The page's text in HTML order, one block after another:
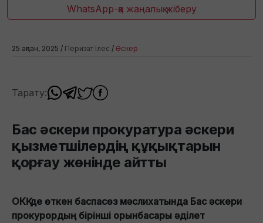
WhatsApp-қа жаңалық жіберу
25 ақпан, 2025 / Перизат Ілес / Әскер
Тарату:
Бас әскери прокуратура әскери
қызметшілердің құқықтарын
қорғау жөнінде айтты
ОКҚ-де өткен баспасөз мәслихатында Бас әскери
прокурордың бірінші орынбасары әділет